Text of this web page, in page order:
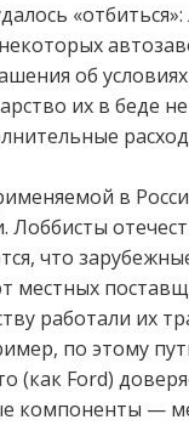
об
их в беде
в
Лоббисты
что
местных
работали их
по этому
(как Ford)
компоненты —